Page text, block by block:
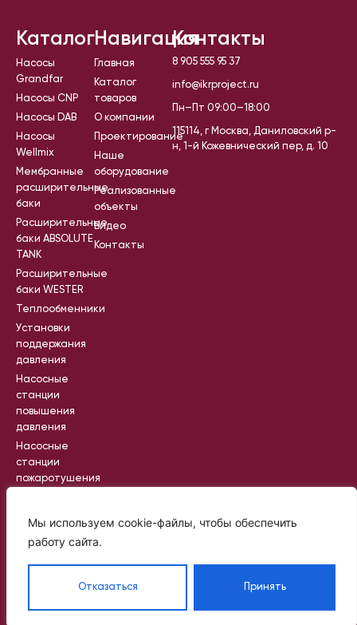
Мы используем cookie-файлы, чтобы обеспечить
работу сайта.
Отказаться Принять
Каталог
Насосы
Grandfar
Насосы CNP
Насосы DAB
Насосы
Wellmix
Мембранные
расширительные
баки
Расширительные
баки ABSOLUTE
TANK
Расширительные
баки WESTER
Теплообменники
Установки
поддержания
давления
Насосные
станции
повышения
давления
Насосные
станции
пожаротушения
станции
Навигация
Главная
Каталог
товаров
О компании
Проектирование
Наше
оборудование
Реализованные
объекты
Видео
Контакты
Контакты
8 905 555 95 37
info@ikrproject.ru
Пн–Пт 09:00–18:00
115114, г Москва, Даниловский р-
н, 1-й Кожевнический пер, д. 10
Вся информация на сайте носит